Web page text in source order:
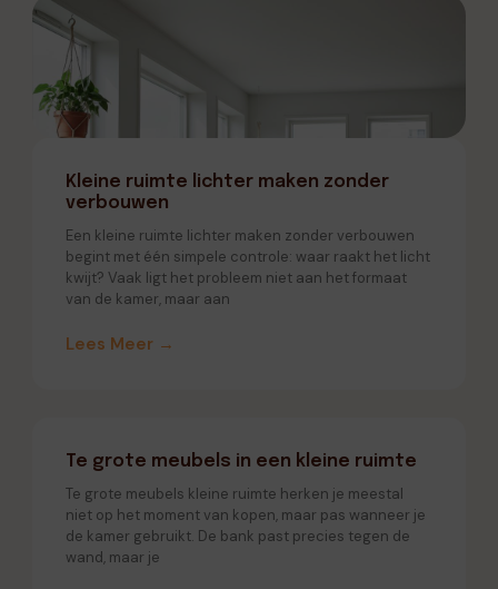
Kleine ruimte lichter maken zonder
verbouwen
Een kleine ruimte lichter maken zonder verbouwen
begint met één simpele controle: waar raakt het licht
kwijt? Vaak ligt het probleem niet aan het formaat
van de kamer, maar aan
Lees Meer →
Te grote meubels in een kleine ruimte
Te grote meubels kleine ruimte herken je meestal
niet op het moment van kopen, maar pas wanneer je
de kamer gebruikt. De bank past precies tegen de
wand, maar je